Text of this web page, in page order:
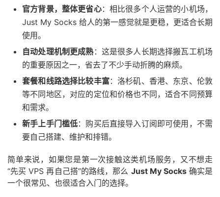
官方背景，整体更省心：相比很多个人运营的小机场，
Just My Socks 给人的第一感觉就是更稳，更适合长期
使用。
自动处理机制更成熟：这是很多人长期选择搬瓦工机场
的重要原因之一，省去了不少手动折腾的麻烦。
套餐和线路选择比较丰富：洛杉矶、香港、东京、伦敦
等不同地区，对应的定位和价格也不同，适合不同预算
和需求。
新手上手门槛低：购买后直接导入订阅即可使用，不需
要自己搭建、维护和排错。
简单来说，如果您是第一次接触这类机场服务，又不想走
“先买 VPS 再自己搭”的路线，那么 Just My Socks确实是
一个很常见、也很适合入门的选择。